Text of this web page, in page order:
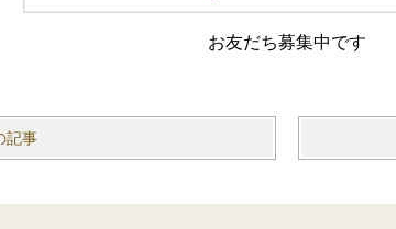
お友だち募集中です
記事